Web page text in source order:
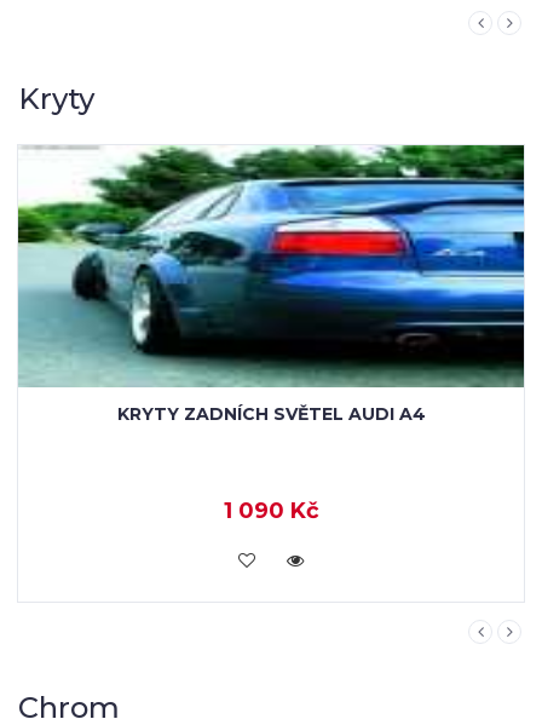
Kryty
KRYTY KLIK NEREZ AUDI A4 8E
1 142 Kč
KOUPIT
Chrom